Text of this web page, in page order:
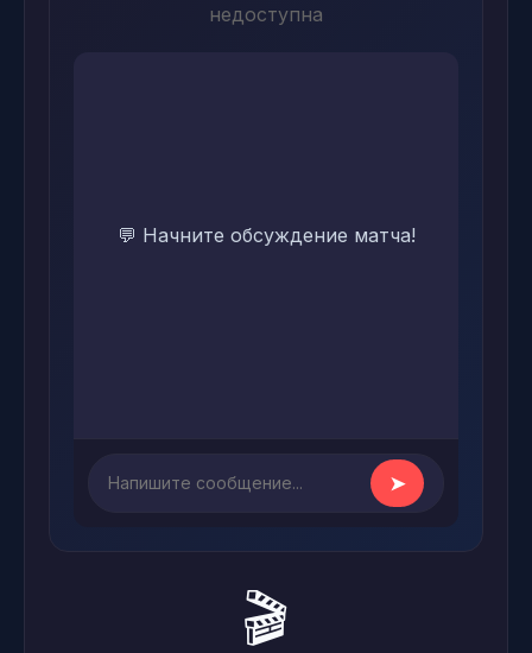
недоступна
💬 Начните обсуждение матча!
➤
🎬